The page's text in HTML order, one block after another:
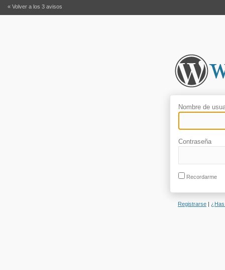
Nombre de
Contraseña
Recordarme
Registrarse |
« Volver a los 3 avisos